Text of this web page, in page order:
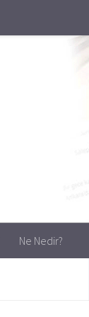
Ne Nedir?